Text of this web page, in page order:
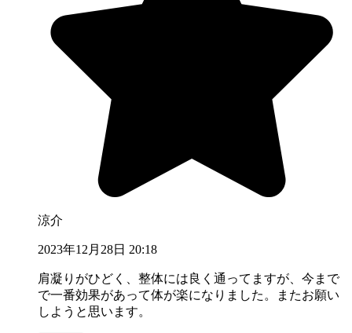
涼介
2023年12月28日 20:18
肩凝りがひどく、整体には良く通ってますが、今まで
で一番効果があって体が楽になりました。またお願い
しようと思います。